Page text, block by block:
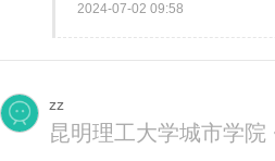
2024-07-02 09:58
zz
昆明理工大学城市学院